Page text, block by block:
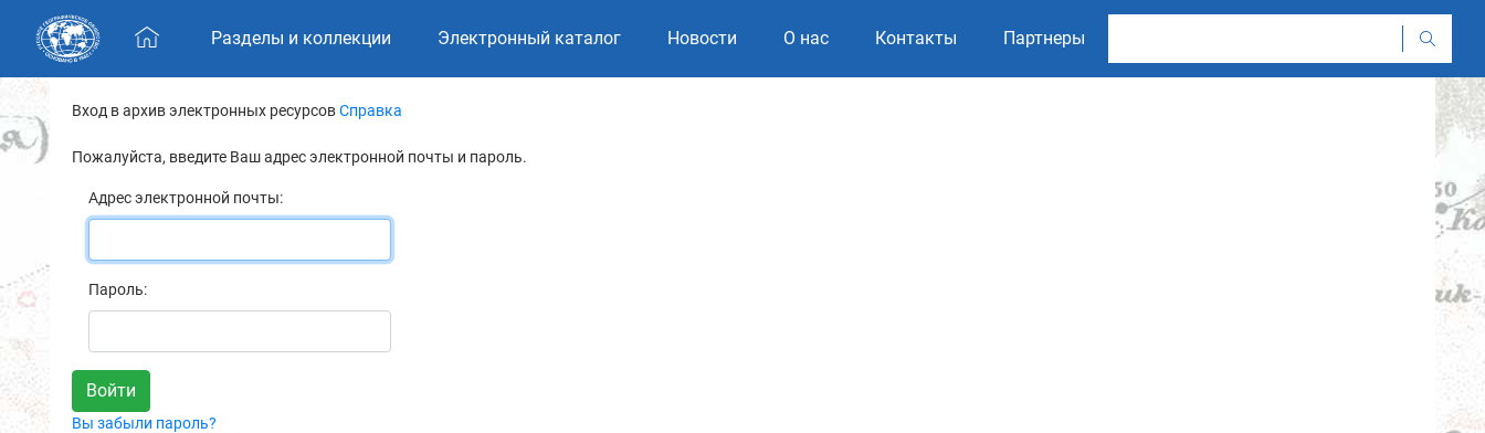
Skip navigation
Разделы и коллекции Электронный каталог Новости О нас Контакты Партнеры
Вход в архив электронных ресурсовСправка
Пожалуйста, введите Ваш адрес электронной почты и пароль.
Адрес электронной почты:
Пароль:
Вы забыли пароль?